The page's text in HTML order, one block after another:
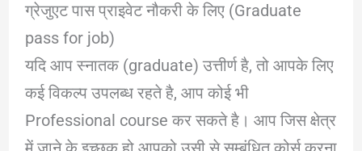
ग्रेजुएट पास प्राइवेट नौकरी के लिए (Graduate
pass for job)
यदि आप स्नातक (graduate) उत्तीर्ण है, तो आपके लिए
कई विकल्प उपलब्ध रहते है, आप कोई भी
Professional course कर सकते है। आप जिस क्षेत्र